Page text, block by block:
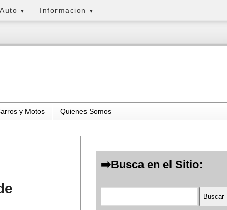
▼ Informacion ▼
y Motos Quienes Somos
Busca en el Sitio: